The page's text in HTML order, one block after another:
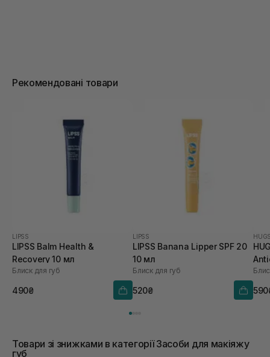
Рекомендовані товари
LIPSS
LIPSS Balm Health &
Recovery 10 мл
Блиск для губ
490₴
LIPSS
LIPSS Banana Lipper SPF 20
10 мл
Блиск для губ
520₴
Товари зі знижками в категорії Засоби для макіяжу
губ